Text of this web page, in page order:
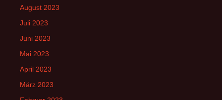
August 2023
Juli 2023
Juni 2023
Mai 2023
April 2023
März 2023